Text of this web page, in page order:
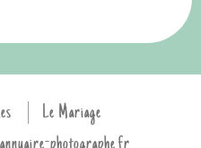
Le Mariage